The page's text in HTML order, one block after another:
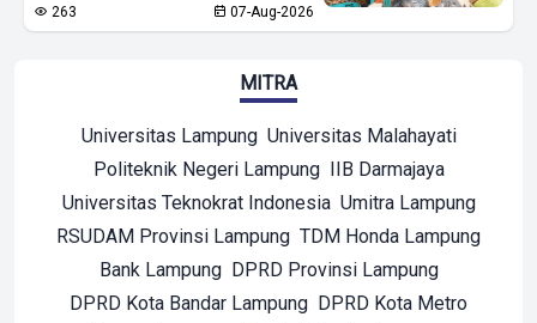
263 07-Aug-2026
MITRA
Universitas Lampung Universitas Malahayati
Politeknik Negeri Lampung IIB Darmajaya
Universitas Teknokrat Indonesia Umitra Lampung
RSUDAM Provinsi Lampung TDM Honda Lampung
Bank Lampung DPRD Provinsi Lampung
DPRD Kota Bandar Lampung DPRD Kota Metro